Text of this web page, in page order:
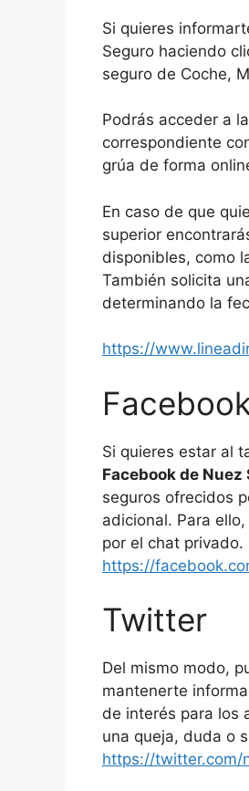
Si quieres
Seguro haciendo
seguro de Coche,
Podrás acceder a
correspondiente
grúa de forma
En caso de que
superior
disponibles, como
También solicita
determinando la
https://
Si quieres estar al
Facebook de Nuez
seguros ofrecidos
adicional. Para
por el chat privado.
https://
Twitter
Del mismo modo,
mantenerte
de interés para los
una queja, duda o
https://twitter.com/